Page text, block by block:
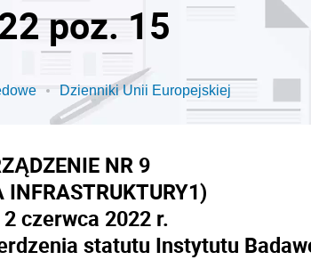
poz. 15
Dzienniki Unii Europejskiej
NR 9
1)
czerwca 2022 r.
statutu Instytutu